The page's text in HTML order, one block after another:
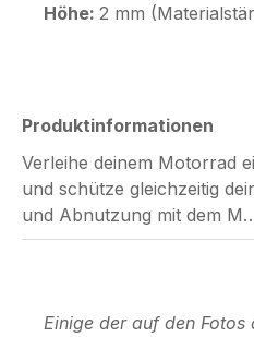
Höhe: 2 mm
Produktinformationen
Verleihe deinem Motorrad
und schütze gleichzeitig
und Abnutzung mit dem
Einige der auf den Fotos